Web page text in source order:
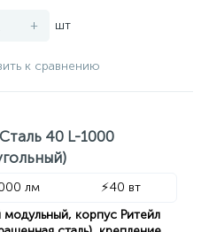
+ шт
к сравнению
40 L-1000
лм ⚡40 вт
корпус Ритейл